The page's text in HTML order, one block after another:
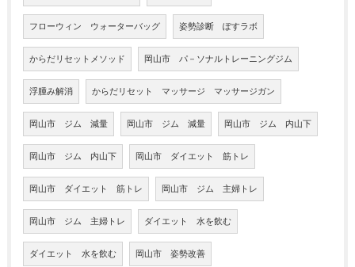
フローウィン ウォーターバッグ 姿勢診断 ぽすラボ
からだリセットメソッド 岡山市 パ－ソナルトレーニングジム
浮腫み解消 からだリセット マッサージ マッサージガン
岡山市 ジム 減量 岡山市 ジム 減量 岡山市 ジム 内山下
岡山市 ジム 内山下 岡山市 ダイエット 筋トレ
岡山市 ダイエット 筋トレ 岡山市 ジム 主婦トレ
岡山市 ジム 主婦トレ ダイエット 水を飲む
ダイエット 水を飲む 岡山市 姿勢改善